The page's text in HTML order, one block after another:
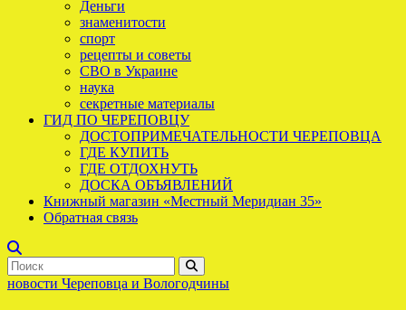
Деньги
знаменитости
спорт
рецепты и советы
СВО в Украине
наука
секретные материалы
ГИД ПО ЧЕРЕПОВЦУ
ДОСТОПРИМЕЧАТЕЛЬНОСТИ ЧЕРЕПОВЦА
ГДЕ КУПИТЬ
ГДЕ ОТДОХНУТЬ
ДОСКА ОБЪЯВЛЕНИЙ
Книжный магазин «Местный Меридиан 35»
Обратная связь
новости Череповца и Вологодчины